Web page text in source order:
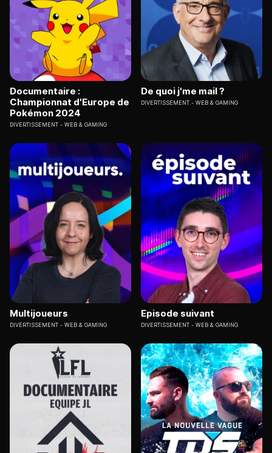
Documentaire :
Championnat d'Europe de
Pokémon 2024
DIVERTISSEMENT WEB & GAMING
De quoi j'me mail ?
DIVERTISSEMENT WEB & GAMING
Multijoueurs
DIVERTISSEMENT WEB & GAMING
Episode suivant
DIVERTISSEMENT WEB & GAMING